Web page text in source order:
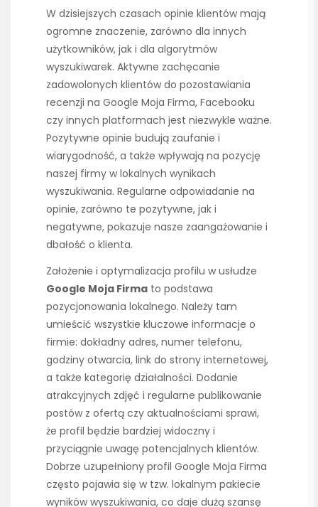
W dzisiejszych czasach opinie klientów mają
ogromne znaczenie, zarówno dla innych
użytkowników, jak i dla algorytmów
wyszukiwarek. Aktywne zachęcanie
zadowolonych klientów do pozostawiania
recenzji na Google Moja Firma, Facebooku
czy innych platformach jest niezwykle ważne.
Pozytywne opinie budują zaufanie i
wiarygodność, a także wpływają na pozycję
naszej firmy w lokalnych wynikach
wyszukiwania. Regularne odpowiadanie na
opinie, zarówno te pozytywne, jak i
negatywne, pokazuje nasze zaangażowanie i
dbałość o klienta.
Założenie i optymalizacja profilu w usłudze
Google Moja Firma to podstawa
pozycjonowania lokalnego. Należy tam
umieścić wszystkie kluczowe informacje o
firmie: dokładny adres, numer telefonu,
godziny otwarcia, link do strony internetowej,
a także kategorię działalności. Dodanie
atrakcyjnych zdjęć i regularne publikowanie
postów z ofertą czy aktualnościami sprawi,
że profil będzie bardziej widoczny i
przyciągnie uwagę potencjalnych klientów.
Dobrze uzupełniony profil Google Moja Firma
często pojawia się w tzw. lokalnym pakiecie
wyników wyszukiwania, co daje dużą szansę